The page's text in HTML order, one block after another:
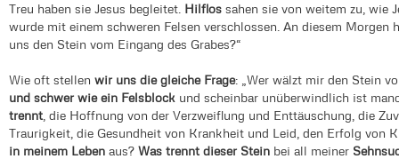
Treu haben sie Jesus begleitet. Hilflos sahen sie von weitem zu, wie
wurde mit einem schweren Felsen verschlossen. An diesem Morgen
uns den Stein vom Eingang des Grabes?“
Wie oft stellen wir uns die gleiche Frage: „Wer wälzt mir den Stein
und schwer wie ein Felsblock und scheinbar unüberwindlich ist
trennt , die Hoffnung von der Verzweiflung und Enttäuschung, die
Traurigkeit, die Gesundheit von Krankheit und Leid, den Erfolg von
in meinem Leben aus? Was trennt dieser Stein bei all meiner